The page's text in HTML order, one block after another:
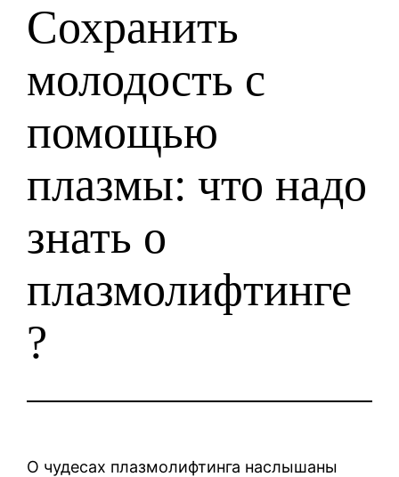
Сохранить
молодость с
помощью
плазмы: что надо
знать о
плазмолифтинге
?
О чудесах плазмолифтинга наслышаны